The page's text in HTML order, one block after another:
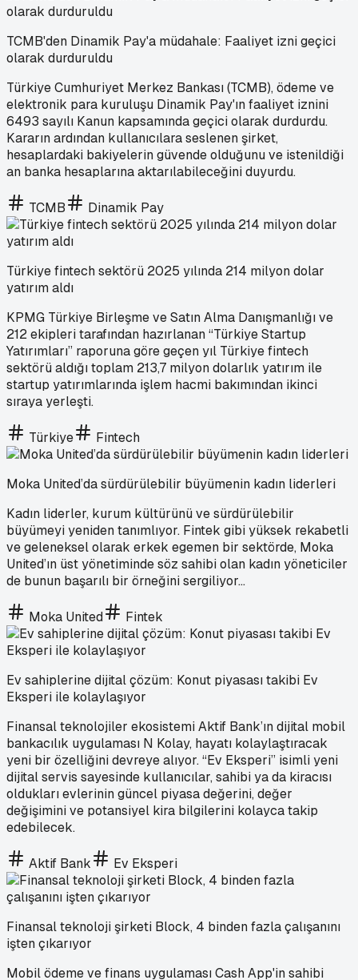
TCMB'den Dinamik Pay'a müdahale: Faaliyet izni geçici
olarak durduruldu
Türkiye Cumhuriyet Merkez Bankası (TCMB), ödeme ve
elektronik para kuruluşu Dinamik Pay'ın faaliyet iznini
6493 sayılı Kanun kapsamında geçici olarak durdurdu.
Kararın ardından kullanıcılara seslenen şirket,
hesaplardaki bakiyelerin güvende olduğunu ve istenildiği
an banka hesaplarına aktarılabileceğini duyurdu.
TCMB Dinamik Pay
Türkiye fintech sektörü 2025 yılında 214 milyon dolar
yatırım aldı
KPMG Türkiye Birleşme ve Satın Alma Danışmanlığı ve
212 ekipleri tarafından hazırlanan “Türkiye Startup
Yatırımları” raporuna göre geçen yıl Türkiye fintech
sektörü aldığı toplam 213,7 milyon dolarlık yatırım ile
startup yatırımlarında işlem hacmi bakımından ikinci
sıraya yerleşti.
Türkiye Fintech
Moka United’da sürdürülebilir büyümenin kadın liderleri
Kadın liderler, kurum kültürünü ve sürdürülebilir
büyümeyi yeniden tanımlıyor. Fintek gibi yüksek rekabetli
ve geleneksel olarak erkek egemen bir sektörde, Moka
United’ın üst yönetiminde söz sahibi olan kadın yöneticiler
de bunun başarılı bir örneğini sergiliyor...
Moka United Fintek
Ev sahiplerine dijital çözüm: Konut piyasası takibi Ev
Eksperi ile kolaylaşıyor
Finansal teknolojiler ekosistemi Aktif Bank’ın dijital mobil
bankacılık uygulaması N Kolay, hayatı kolaylaştıracak
yeni bir özelliğini devreye alıyor. “Ev Eksperi” isimli yeni
dijital servis sayesinde kullanıcılar, sahibi ya da kiracısı
oldukları evlerinin güncel piyasa değerini, değer
değişimini ve potansiyel kira bilgilerini kolayca takip
edebilecek.
Aktif Bank Ev Eksperi
Finansal teknoloji şirketi Block, 4 binden fazla çalışanını
işten çıkarıyor
Mobil ödeme ve finans uygulaması Cash App'in sahibi